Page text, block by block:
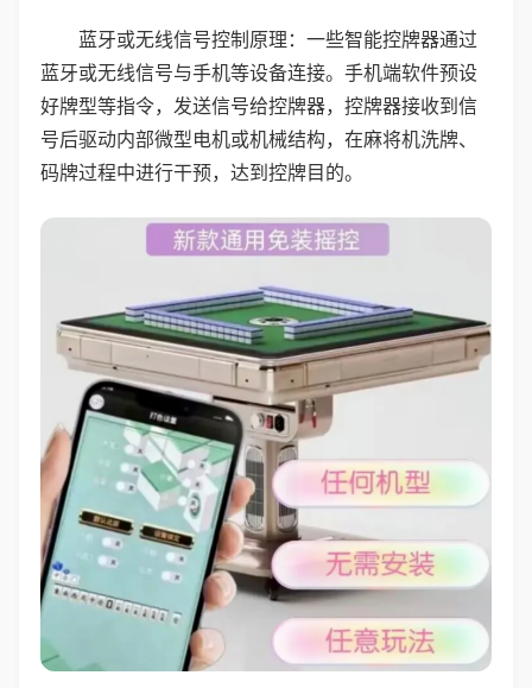
蓝牙或无线信号控制原理：一些智能控牌器通过
蓝牙或无线信号与手机等设备连接。手机端软件预设
好牌型等指令，发送信号给控牌器，控牌器接收到信
号后驱动内部微型电机或机械结构，在麻将机洗牌、
码牌过程中进行干预，达到控牌目的。